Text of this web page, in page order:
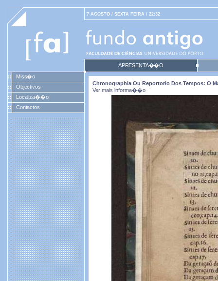
7 AGOSTO / SEXTA FEIRA / 22:32
APRESENTA��O
Miss�o
Objectivos
Localiza��o
Contactos
Chronographia Ou Reportorio Dos Tempos: O
Ver mais informa��o